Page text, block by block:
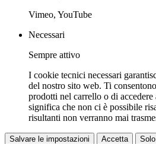
Vimeo, YouTube
Necessari
Sempre attivo
I cookie tecnici necessari
del nostro sito web. Ti
prodotti nel carrello o di
significa che non ci è possibile
risultanti non verranno mai
Salvare le impostazioni Accetta